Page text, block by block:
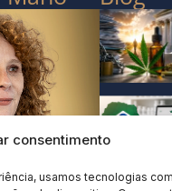
consentimento
usamos tecnologias